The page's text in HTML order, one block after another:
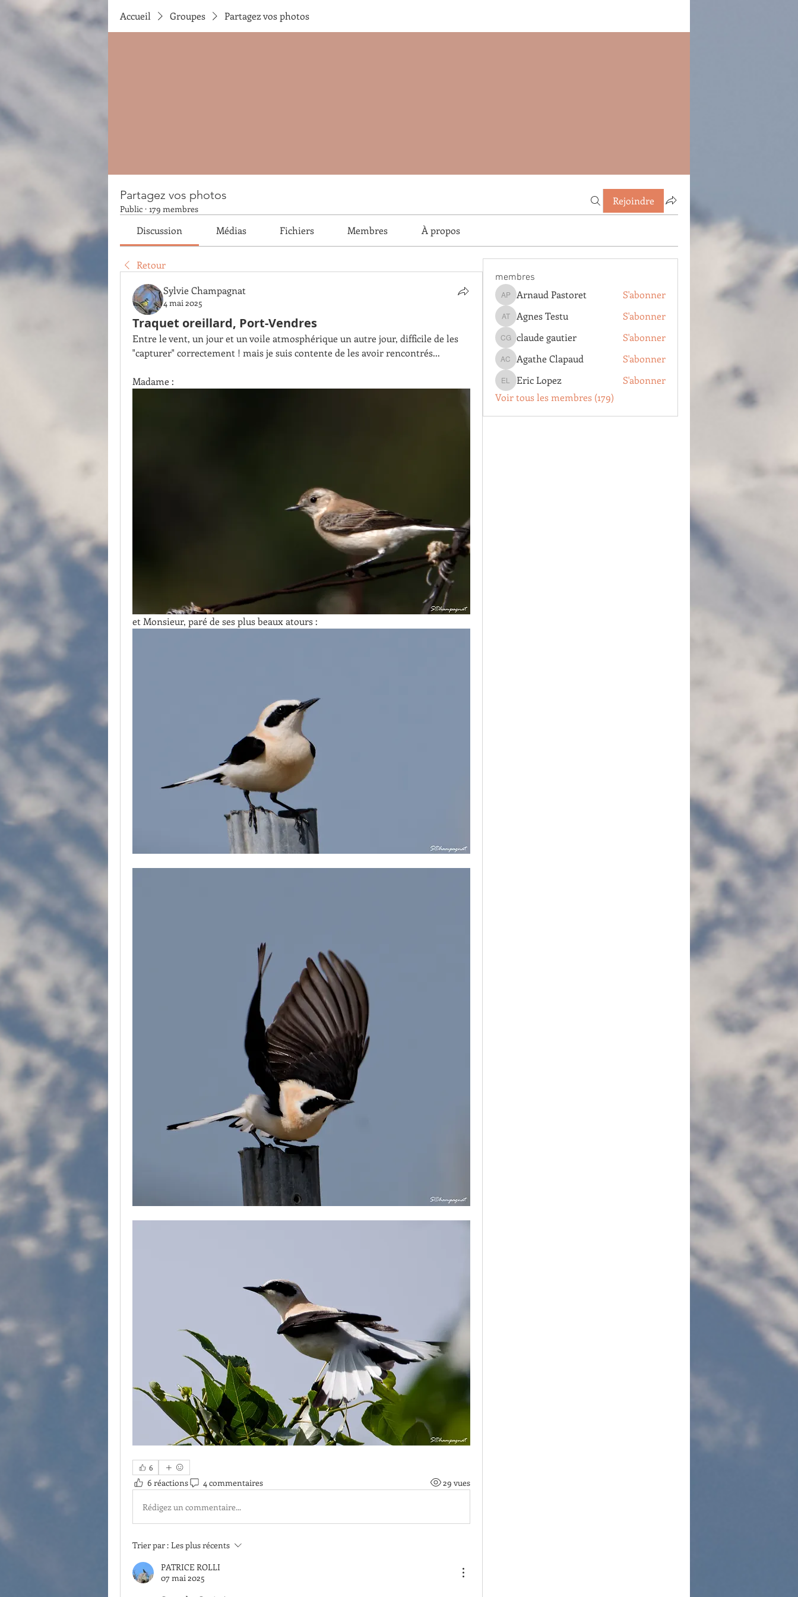
Accueil Groupes Partagez vos photos
Partagez vos photos
Public · 179 membres
Rejoindre
Discussion Médias Fichiers Membres À propos
Retour
Sylvie Champagnat
4 mai 2025
Traquet oreillard, Port-Vendres
Entre le vent, un jour et un voile atmosphérique un autre jour, difficile de les
"capturer" correctement ! mais je suis contente de les avoir rencontrés...
Madame :
et Monsieur, paré de ses plus beaux atours :
6
6 réactions 4 commentaires 29 vues
Rédigez un commentaire...
Trier par : Les plus récents
PATRICE ROLLI
07 mai 2025
membres
Arnaud Pastoret
Arnaud Pastoret S'abonner
Agnes Testu
Agnes Testu S'abonner
claude gautier
claude gautier S'abonner
Agathe Clapaud
Agathe Clapaud S'abonner
Eric Lopez
Eric Lopez
S'abonner
Voir tous les membres (179)